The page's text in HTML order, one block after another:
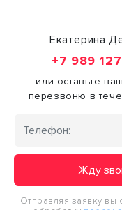
Екатерина
+7 989
или оставьте
перезвоню в
Жду
Отправляя заявку вы